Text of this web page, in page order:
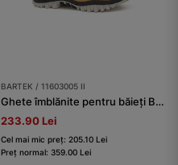
BARTEK / 11603005 II
Ghete îmblănite pentru băieți BARTEK 11603005 II, bej
233.90 Lei
Cel mai mic preț: 205.10 Lei
Preț normal: 359.00 Lei